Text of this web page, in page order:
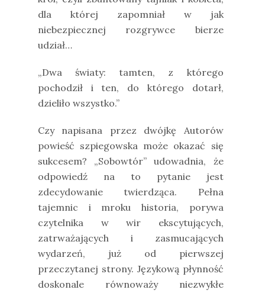
dla której zapomniał w jak
niebezpiecznej rozgrywce bierze
udział…
„Dwa światy: tamten, z którego
pochodził i ten, do którego dotarł,
dzieliło wszystko.”
Czy napisana przez dwójkę Autorów
powieść szpiegowska może okazać się
sukcesem? „Sobowtór” udowadnia, że
odpowiedź na to pytanie jest
zdecydowanie twierdząca. Pełna
tajemnic i mroku historia, porywa
czytelnika w wir ekscytujących,
zatrważających i zasmucających
wydarzeń, już od pierwszej
przeczytanej strony. Językową płynność
doskonale równoważy niezwykłe